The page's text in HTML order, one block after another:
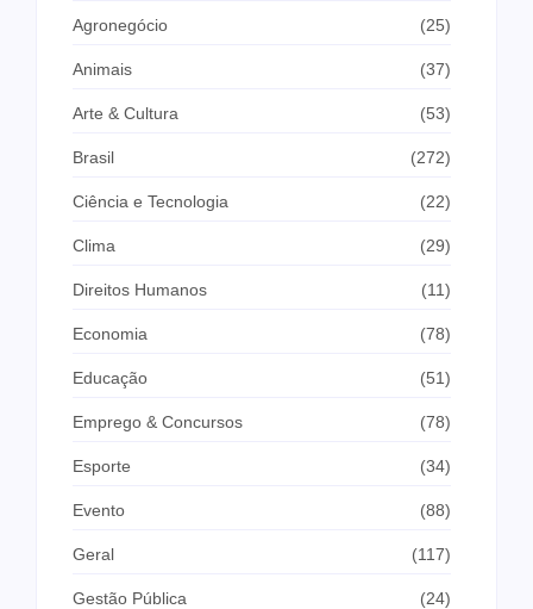
Agronegócio (25)
Animais (37)
Arte & Cultura (53)
Brasil (272)
Ciência e Tecnologia (22)
Clima (29)
Direitos Humanos (11)
Economia (78)
Educação (51)
Emprego & Concursos (78)
Esporte (34)
Evento (88)
Geral (117)
Gestão Pública (24)